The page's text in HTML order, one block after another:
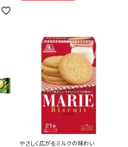
やさしく広がるミルクの味わい